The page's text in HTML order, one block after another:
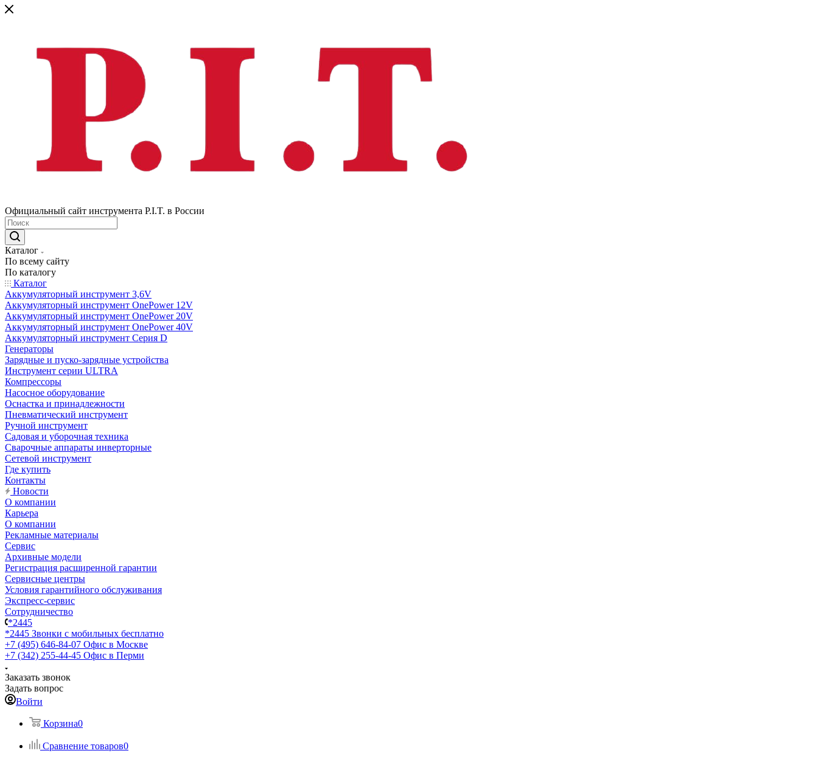
Официальный сайт инструмента P.I.T. в России
Каталог
По всему сайту
По каталогу
Каталог
Аккумуляторный инструмент 3,6V
Аккумуляторный инструмент OnePower 12V
Аккумуляторный инструмент OnePower 20V
Аккумуляторный инструмент OnePower 40V
Аккумуляторный инструмент Серия D
Генераторы
Зарядные и пуско-зарядные устройства
Инструмент серии ULTRA
Компрессоры
Насосное оборудование
Оснастка и принадлежности
Пневматический инструмент
Ручной инструмент
Садовая и уборочная техника
Сварочные аппараты инверторные
Сетевой инструмент
Где купить
Контакты
Новости
О компании
Карьера
О компании
Рекламные материалы
Сервис
Архивные модели
Регистрация расширенной гарантии
Сервисные центры
Условия гарантийного обслуживания
Экспресс-сервис
Сотрудничество
*2445
*2445 Звонки с мобильных бесплатно
+7 (495) 646-84-07 Офис в Москве
+7 (342) 255-44-45 Офис в Перми
Заказать звонок
Задать вопрос
Войти
Корзина0
Сравнение товаров0